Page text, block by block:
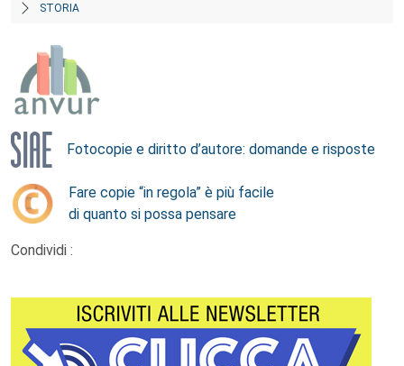
STORIA
Fotocopie e diritto d’autore: domande e risposte
Fare copie “in regola” è più facile
di quanto si possa pensare
Condividi :